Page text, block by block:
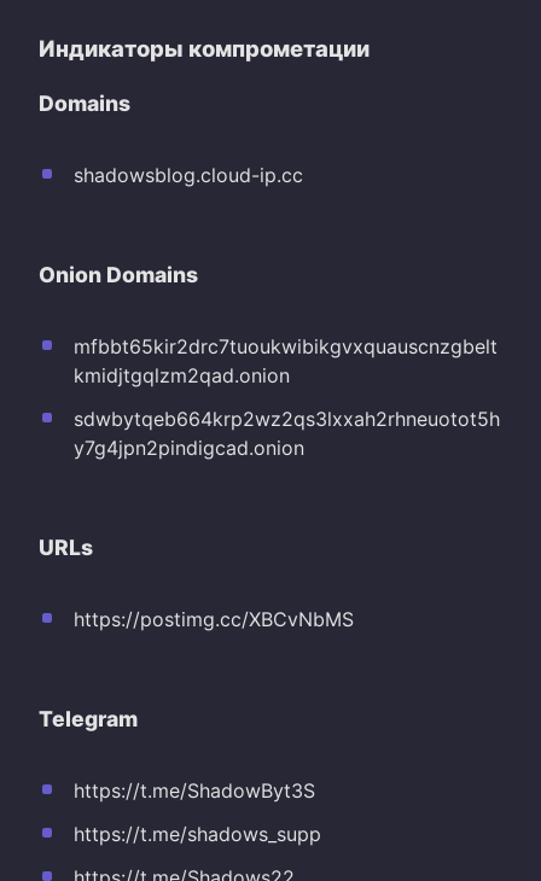
Индикаторы компрометации
Domains
shadowsblog.cloud-ip.cc
Onion Domains
mfbbt65kir2drc7tuoukwibikgvxquauscnzgbelt
kmidjtgqlzm2qad.onion
sdwbytqeb664krp2wz2qs3lxxah2rhneuotot5h
y7g4jpn2pindigcad.onion
URLs
https://postimg.cc/XBCvNbMS
Telegram
https://t.me/ShadowByt3S
https://t.me/shadows_supp